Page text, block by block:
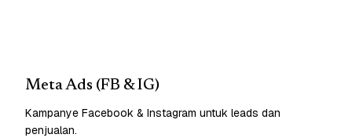
Meta Ads (FB & IG)
Kampanye Facebook & Instagram untuk leads dan
penjualan.